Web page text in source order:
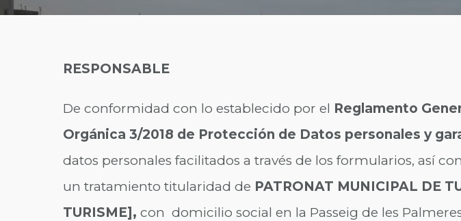
RESPONSABLE
De conformidad con lo establecido por el Reglamento
Orgánica 3/2018 de Protección de Datos personales y
datos personales facilitados a través de los formularios, así
un tratamiento titularidad de PATRONAT MUNICIPAL DE
TURISME], con domicilio social en la Passeig de les